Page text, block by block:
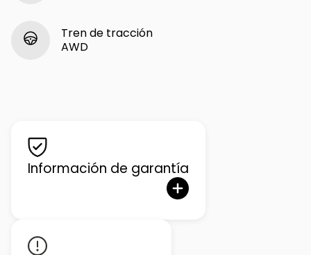
Tren de tracción
AWD
Información de garantía